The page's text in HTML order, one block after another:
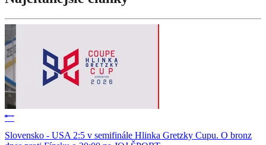
Slovensko - USA 2:5 v semifinále Hlinka Gretzky Cupu. O bronz